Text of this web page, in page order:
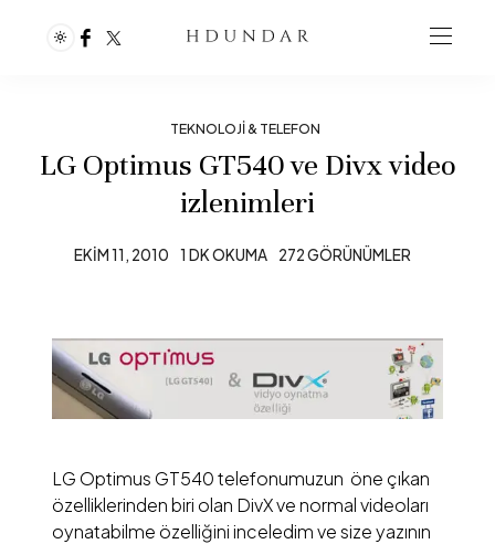
TEKNOLOJI & TELEFON
LG Optimus GT540 ve Divx video
izlenimleri
EKIM 11, 2010 1 DK OKUMA 272 GÖRÜNÜMLER
LG Optimus GT540 telefonumuzun öne çıkan
özelliklerinden biri olan DivX ve normal videoları
oynatabilme özelliğini inceledim ve size yazının